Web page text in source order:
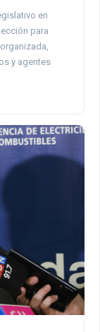
en
para
y agentes